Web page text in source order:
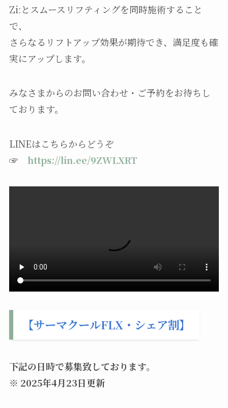
Zi:とスムースリフティングを同時施術すること
で、
さらなるリフトアップ効果が期待でき、満足度も確
実にアップします。
みなさまからのお問い合わせ・ご予約をお待ちし
ております。
LINEはこちらからどうぞ
☞ https://lin.ee/9ZWLXRT
【サーマクールFLX・シェア割】
下記の日時で募集致しております。
※ 2025年4月23日更新